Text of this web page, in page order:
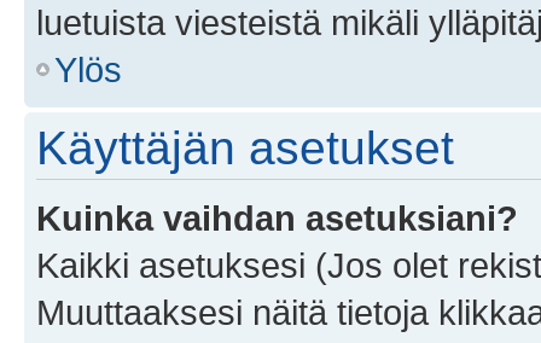
luetuista viesteistä mikäli
Ylös
Käyttäjän asetukset
Kuinka vaihdan asetuksiani?
Kaikki asetuksesi (Jos olet
Muuttaaksesi näitä tietoja